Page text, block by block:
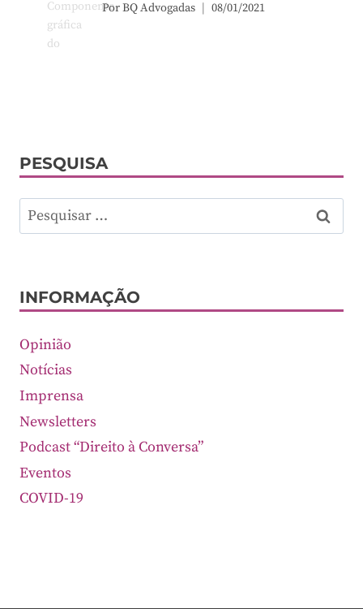
PorBQ Advogadas 08/01/2021
PESQUISA
Pesquisar
por:
INFORMAÇÃO
Opinião
Notícias
Imprensa
Newsletters
Podcast “Direito à Conversa”
Eventos
COVID-19